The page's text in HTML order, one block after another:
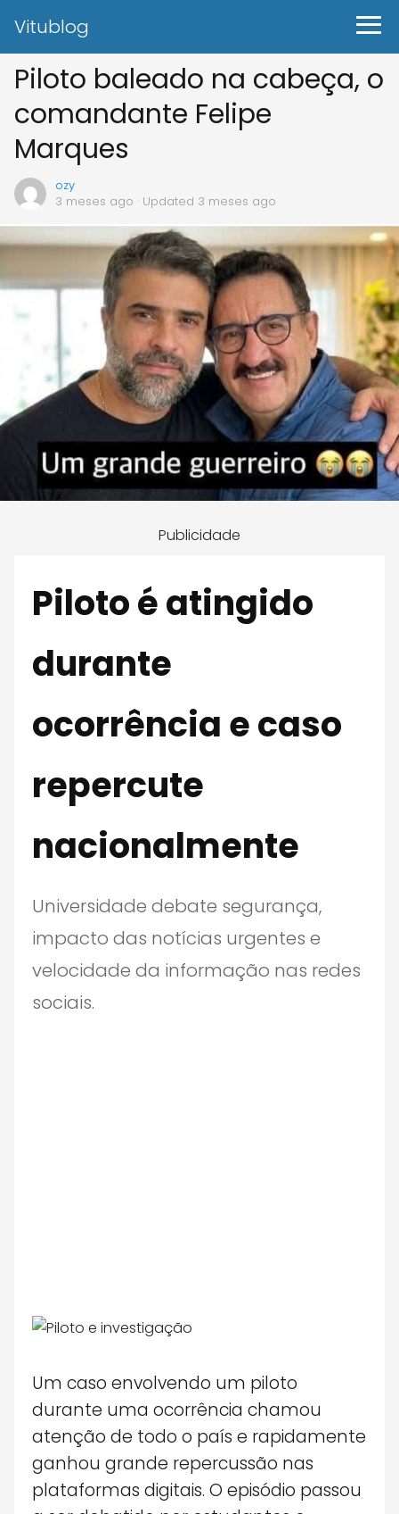
Vitublog
Piloto baleado na cabeça, o
comandante Felipe
Marques
ozy
3 meses ago · Updated 3 meses ago
Publicidade
Piloto é atingido
durante
ocorrência e caso
repercute
nacionalmente
Universidade debate segurança,
impacto das notícias urgentes e
velocidade da informação nas redes
sociais.
Um caso envolvendo um piloto
durante uma ocorrência chamou
atenção de todo o país e rapidamente
ganhou grande repercussão nas
plataformas digitais. O episódio passou